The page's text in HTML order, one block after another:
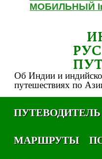
МОБИЛЬНЫЙ
Об Индии и
путешествиях по
МАРШРУТЫ